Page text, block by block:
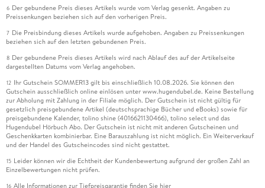
6 Der gebundene Preis dieses Artikels wurde vom Verlag gesenkt. Angaben zu
Preissenkungen beziehen sich auf den vorherigen Preis.
7 Die Preisbindung dieses Artikels wurde aufgehoben. Angaben zu Preissenkungen
beziehen sich auf den letzten gebundenen Preis.
8 Der gebundene Preis dieses Artikels wird nach Ablauf des auf der Artikelseite
dargestellten Datums vom Verlag angehoben.
12 Ihr Gutschein SOMMER13 gilt bis einschließlich 10.08.2026. Sie können den
Gutschein ausschließlich online einlösen unter www.hugendubel.de. Keine Bestellung
zur Abholung mit Zahlung in der Filiale möglich. Der Gutschein ist nicht gültig für
gesetzlich preisgebundene Artikel (deutschsprachige Bücher und eBooks) sowie für
preisgebundene Kalender, tolino shine (4016621130466), tolino select und das
Hugendubel Hörbuch Abo. Der Gutschein ist nicht mit anderen Gutscheinen und
Geschenkkarten kombinierbar. Eine Barauszahlung ist nicht möglich. Ein Weiterverkauf
und der Handel des Gutscheincodes sind nicht gestattet.
15 Leider können wir die Echtheit der Kundenbewertung aufgrund der großen Zahl an
Einzelbewertungen nicht prüfen.
16 Alle Informationen zur Tiefpreisgarantie finden Sie hier